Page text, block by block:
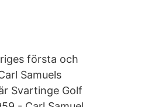
första och
Samuels
Svartinge Golf